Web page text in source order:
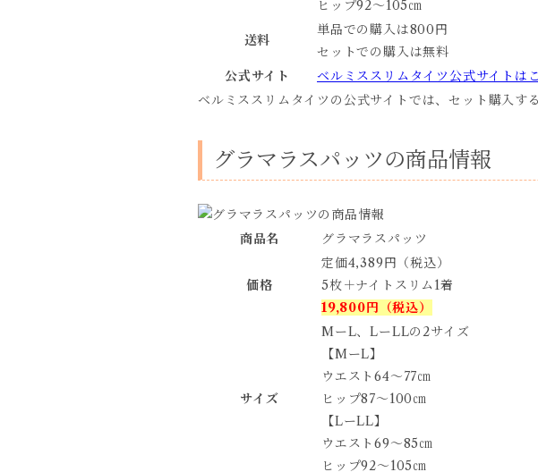
ヒップ92〜105㎝
送料
単品での購入は800円
セットでの購入は無料
公式サイト
ベルミススリムタイツ公式サイトは
ベルミススリムタイツの公式サイトでは、セット購入す
グラマラスパッツの商品情報
商品名 グラマラスパッツ
価格
定価4,389円（税込）
5枚＋ナイトスリム1着
19,800円（税込）
サイズ
MーL、LーLLの2サイズ
【MーL】
ウエスト64〜77㎝
ヒップ87〜100㎝
【LーLL】
ウエスト69〜85㎝
ヒップ92〜105㎝